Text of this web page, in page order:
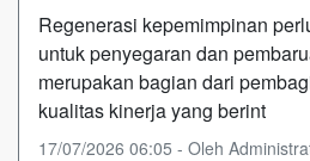
Regenerasi kepemimpinan
untuk penyegaran dan
merupakan bagian dari
kualitas kinerja yang berint
17/07/2026 06:05 - Oleh